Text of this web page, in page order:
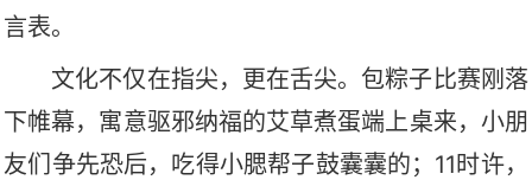
言表。
文化不仅在指尖，更在舌尖。包粽子比赛刚落
下帷幕，寓意驱邪纳福的艾草煮蛋端上桌来，小朋
友们争先恐后，吃得小腮帮子鼓囊囊的； 11时许，